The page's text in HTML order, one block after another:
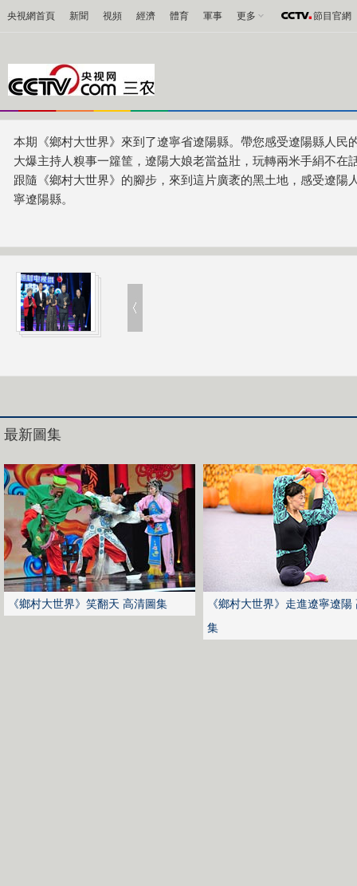
央視網首頁 新聞 視頻 經濟 體育 軍事 更多 節目官網
本期《鄉村大世界》來到了遼寧省遼陽縣。帶您感受遼陽縣人
大爆主持人糗事一籮筐，遼陽大娘老當益壯，玩轉兩米手絹不
跟隨《鄉村大世界》的腳步，來到這片廣袤的黑土地，感受遼
寧遼陽縣。
最新圖集
《鄉村大世界》笑翻天 高清圖集
《鄉村大世界》走進遼寧遼陽
集